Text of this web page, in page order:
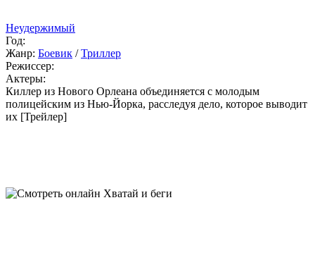
Неудержимый
Год:
Жанр: Боевик /Триллер
Режиссер:
Актеры:
Киллер из Нового Орлеана объединяется с молодым
полицейским из Нью-Йорка, расследуя дело, которое выводит
их [Трейлер]